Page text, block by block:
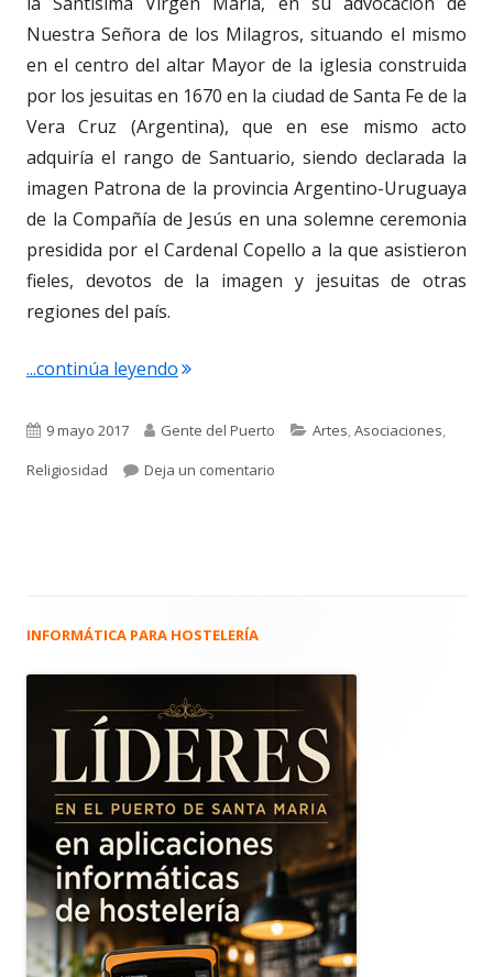
Nuestra Señora de los Milagros, situando el mismo
en el centro del altar Mayor de la iglesia construida
por los jesuitas en 1670 en la ciudad de Santa Fe de la
Vera Cruz (Argentina), que en ese mismo acto
adquiría el rango de Santuario, siendo declarada la
imagen Patrona de la provincia Argentino-Uruguaya
de la Compañía de Jesús en una solemne ceremonia
presidida por el Cardenal Copello a la que asistieron
fieles, devotos de la imagen y jesuitas de otras
regiones del país.
...continúa leyendo"3.152. Nuestra Señora de los
Publicado
el
9 mayo 2017 Autor
Gente del Puerto Categorías
Artes,Asociaciones,
Religiosidad
Deja un comentario
Barra
principal
INFORMÁTICA PARA HOSTELERÍA